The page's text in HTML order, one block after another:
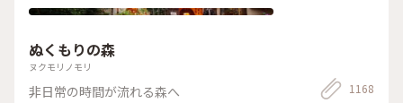
ぬくもりの森
ヌクモリノモリ
非日常の時間が流れる森へ 1168